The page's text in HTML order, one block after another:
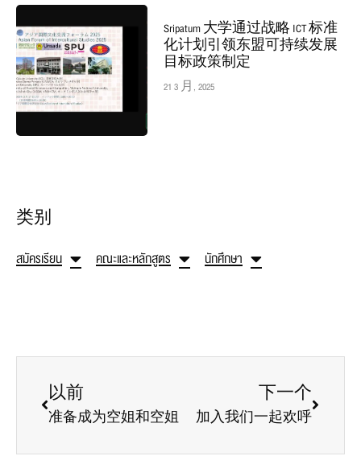
Sripatum 大学通过战略 ICT 标准
化计划引领东盟可持续发展
目标政策制定
21 3 月, 2025
类别
สมัครเรียน คณะและหลักสูตร นักศึกษา
以前
准备成为空姐和空姐
下一个
加入我们一起欢呼